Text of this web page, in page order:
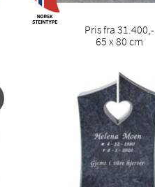
Pris fra 31.400,-
65 x 80 cm